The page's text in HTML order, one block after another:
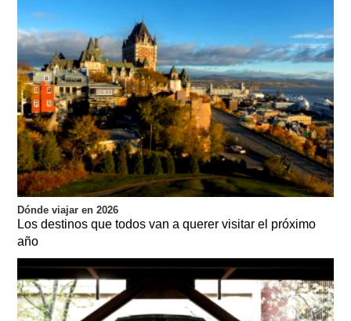
Dónde viajar en 2026
Los destinos que todos van a querer visitar el próximo
año